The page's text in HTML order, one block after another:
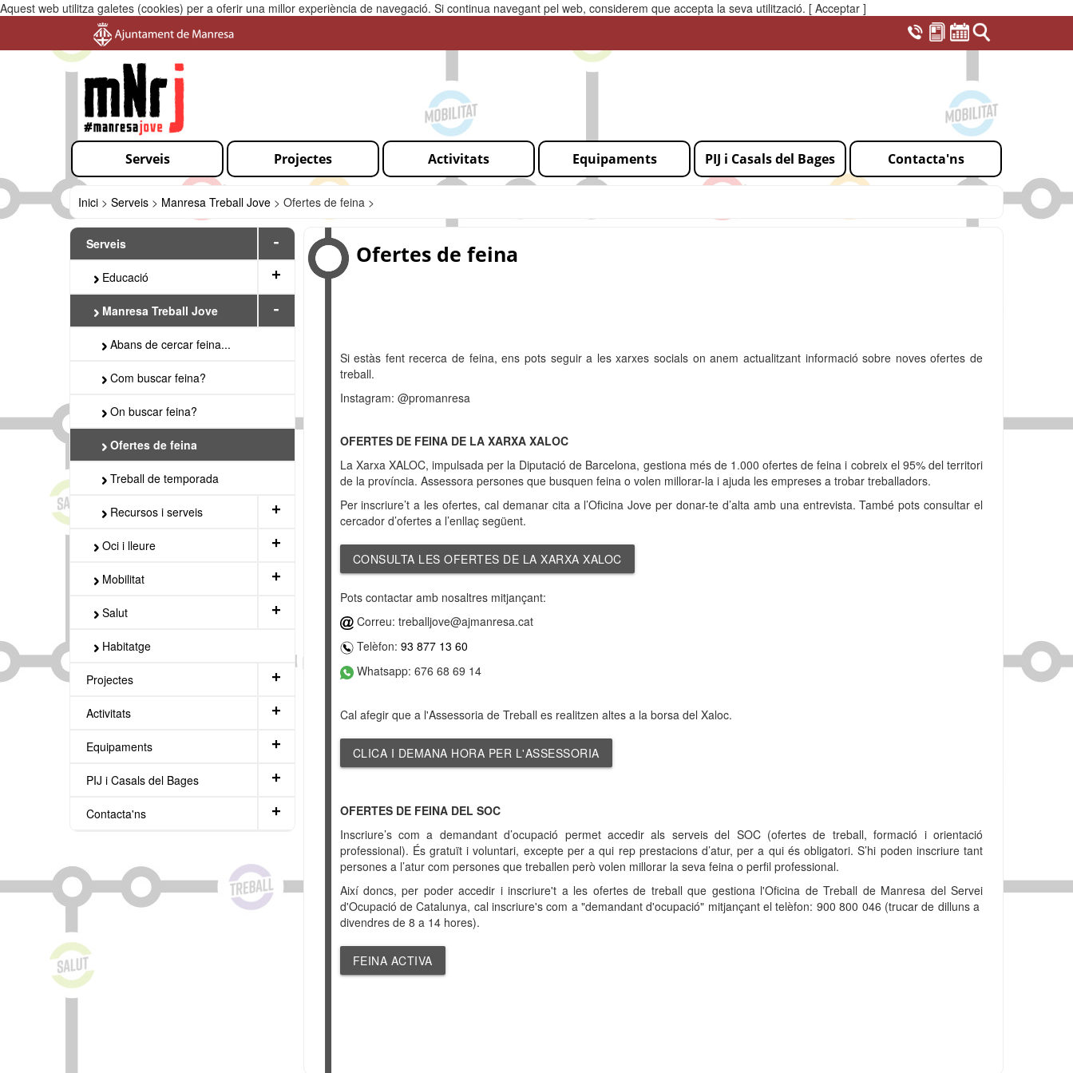
Aquest web utilitza galetes (cookies) per a oferir una millor experiència de navegació. Si continua navegant pel web, considerem que accepta la seva utilització. [ Acceptar ]
Serveis Projectes Activitats Equipaments PIJ i Casals del Bages Contacta'ns
Inici > Serveis > Manresa Treball Jove > Ofertes de feina >
Serveis -
Educació +
Manresa Treball Jove -
Abans de cercar feina...
Com buscar feina?
On buscar feina?
Ofertes de feina
Treball de temporada
Recursos i serveis +
Oci i lleure +
Mobilitat +
Salut +
Habitatge
Projectes +
Activitats +
Equipaments +
PIJ i Casals del Bages +
Contacta'ns +
Ofertes de feina
Si estàs fent recerca de feina, ens pots seguir a les xarxes socials on anem actualitzant informació sobre noves ofertes de
treball.
Instagram: @promanresa
OFERTES DE FEINA DE LA XARXA XALOC
La Xarxa XALOC, impulsada per la Diputació de Barcelona, gestiona més de 1.000 ofertes de feina i cobreix el 95% del territori
de la província. Assessora persones que busquen feina o volen millorar-la i ajuda les empreses a trobar treballadors.
Per inscriure’t a les ofertes, cal demanar cita a l’Oficina Jove per donar-te d’alta amb una entrevista. També pots consultar el
cercador d’ofertes a l’enllaç següent.
CONSULTA LES OFERTES DE LA XARXA XALOC
Pots contactar amb nosaltres mitjançant:
Correu: treballjove@ajmanresa.cat
Telèfon: 93 877 13 60
Whatsapp: 676 68 69 14
Cal afegir que a l'Assessoria de Treball es realitzen altes a la borsa del Xaloc.
CLICA I DEMANA HORA PER L'ASSESSORIA
OFERTES DE FEINA DEL SOC
Inscriure’s com a demandant d’ocupació permet accedir als serveis del SOC (ofertes de treball, formació i orientació
professional). És gratuït i voluntari, excepte per a qui rep prestacions d’atur, per a qui és obligatori. S’hi poden inscriure tant
persones a l’atur com persones que treballen però volen millorar la seva feina o perfil professional.
Així doncs, per poder accedir i inscriure't a les ofertes de treball que gestiona l'Oficina de Treball de Manresa del Servei
d'Ocupació de Catalunya, cal inscriure's com a "demandant d'ocupació" mitjançant el telèfon: 900 800 046 (trucar de dilluns a
divendres de 8 a 14 hores).
FEINA ACTIVA